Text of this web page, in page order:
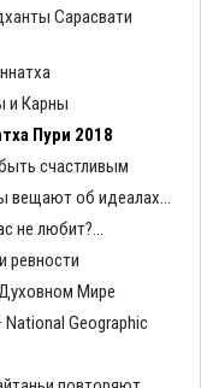
Сарасвати
и Карны
Пури 2018
счастливым
вещают об идеалах…
не любит?…
ревности
Мире
Geographic